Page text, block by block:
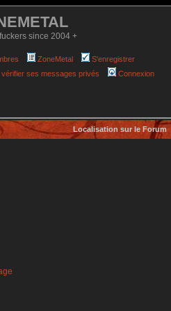
since 2004 +
ZoneMetal
S'enregistrer
ses messages privés Connexion
Localisation sur le Forum